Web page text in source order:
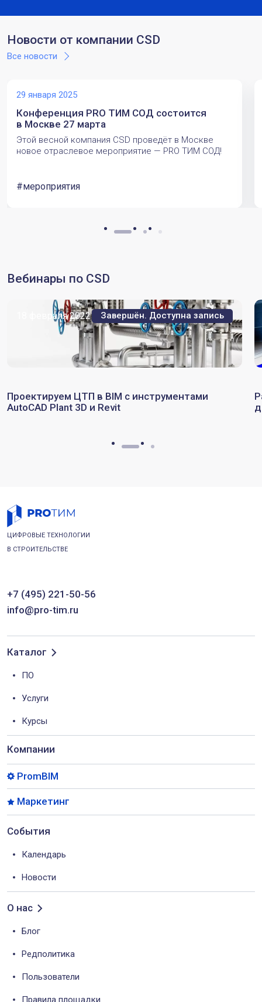
Новости от компании CSD
Все новости
29 января 2025
Конференция PRO ТИМ СОД состоится
в Москве 27 марта
Этой весной компания CSD проведёт в Москве
новое отраслевое мероприятие — PRO ТИМ СОД!
#мероприятия
Вебинары по CSD
18 февраля 2022 Завершён. Доступна запись
Проектируем ЦТП в BIM с инструментами
AutoCAD Plant 3D и Revit
ЦИФРОВЫЕ ТЕХНОЛОГИИ
В СТРОИТЕЛЬСТВЕ
+7 (495) 221-50-56
info@pro-tim.ru
Каталог
ПО
Услуги
Курсы
Компании
PromBIM
Маркетинг
События
Календарь
Новости
О нас
Блог
Редполитика
Пользователи
Правила площадки